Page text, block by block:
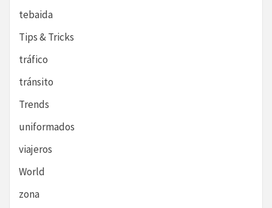
tebaida
Tips & Tricks
tráfico
tránsito
Trends
uniformados
viajeros
World
zona